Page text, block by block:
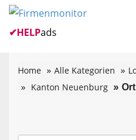
✔HELPads
Home Alle Kategorien
Kanton Neuenburg